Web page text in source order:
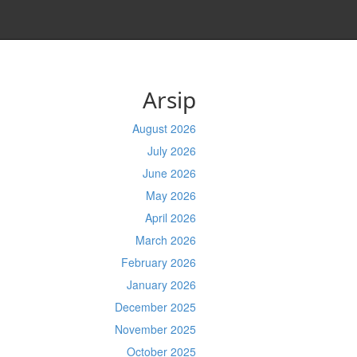
Arsip
August 2026
July 2026
June 2026
May 2026
April 2026
March 2026
February 2026
January 2026
December 2025
November 2025
October 2025